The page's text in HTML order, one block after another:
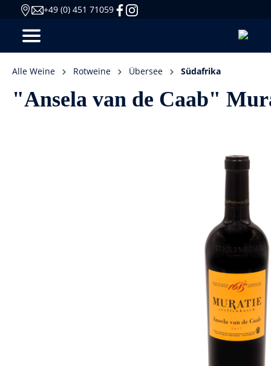
+49 (0) 451 71059
Alle Weine Rotweine Übersee Südafrika
"Ansela van de Caab"